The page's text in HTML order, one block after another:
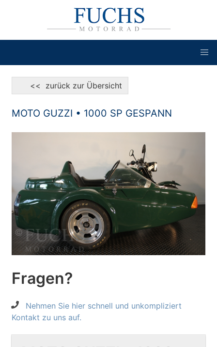
<< zurück zur Übersicht
MOTO GUZZI • 1000 SP GESPANN
Fragen?
Nehmen Sie hier schnell und unkompliziert
Kontakt zu uns auf.